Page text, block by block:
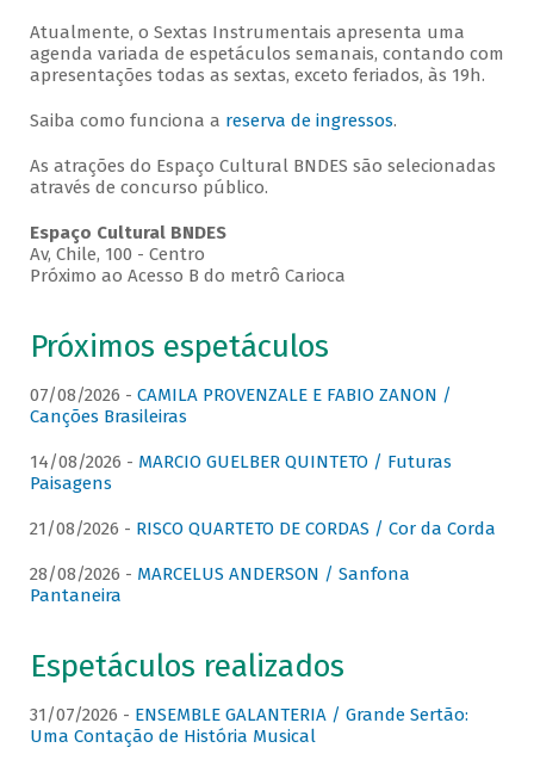
Atualmente, o Sextas Instrumentais apresenta uma
agenda variada de espetáculos semanais, contando com
apresentações todas as sextas, exceto feriados, às 19h.
Saiba como funciona a reserva de ingressos.
As atrações do Espaço Cultural BNDES são selecionadas
através de concurso público.
Espaço Cultural BNDES
Av, Chile, 100 - Centro
Próximo ao Acesso B do metrô Carioca
Próximos espetáculos
07/08/2026 - CAMILA PROVENZALE E FABIO ZANON /
Canções Brasileiras
14/08/2026 - MARCIO GUELBER QUINTETO / Futuras
Paisagens
21/08/2026 - RISCO QUARTETO DE CORDAS / Cor da Corda
28/08/2026 - MARCELUS ANDERSON / Sanfona
Pantaneira
Espetáculos realizados
31/07/2026 - ENSEMBLE GALANTERIA / Grande Sertão:
Uma Contação de História Musical